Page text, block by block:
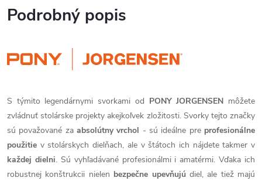
Podrobný popis
S týmito legendárnymi svorkami od PONY JORGENSEN môžete
zvládnuť stolárske projekty akejkoľvek zložitosti. Svorky tejto značky
sú považované za absolútny vrchol - sú ideálne pre profesionálne
použitie v stolárskych dielňach, ale v štátoch ich nájdete takmer v
každej dielni. Sú vyhľadávané profesionálmi i amatérmi. Vďaka ich
robustnej konštrukcii nielen bezpečne upevňujúdiel, ale tiež majú